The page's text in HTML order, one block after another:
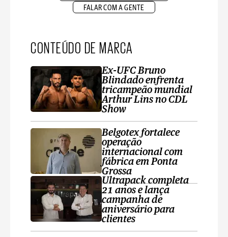
FALAR COM A GENTE
CONTEÚDO DE MARCA
Ex-UFC Bruno
Blindado enfrenta
tricampeão mundial
Arthur Lins no CDL
Show
Belgotex fortalece
operação
internacional com
fábrica em Ponta
Grossa
Ultrapack completa
21 anos e lança
campanha de
aniversário para
clientes